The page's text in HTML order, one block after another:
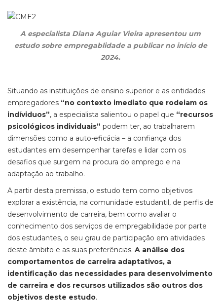
A especialista Diana Aguiar Vieira apresentou um
estudo sobre empregablidade a publicar no início de
2024.
Situando as instituições de ensino superior e as entidades
empregadores “no contexto imediato que rodeiam os
indíviduos”, a especialista salientou o papel que “recursos
psicológicos individuais” podem ter, ao trabalharem
dimensões como a auto-eficácia – a confiança dos
estudantes em desempenhar tarefas e lidar com os
desafios que surgem na procura do emprego e na
adaptação ao trabalho.
A partir desta premissa, o estudo tem como objetivos
explorar a existência, na comunidade estudantil, de perfis de
desenvolvimento de carreira, bem como avaliar o
conhecimento dos serviços de empregabilidade por parte
dos estudantes, o seu grau de participação em atividades
deste âmbito e as suas preferências. A análise dos
comportamentos de carreira adaptativos, a
identificação das necessidades para desenvolvimento
de carreira e dos recursos utilizados são outros dos
objetivos deste estudo.